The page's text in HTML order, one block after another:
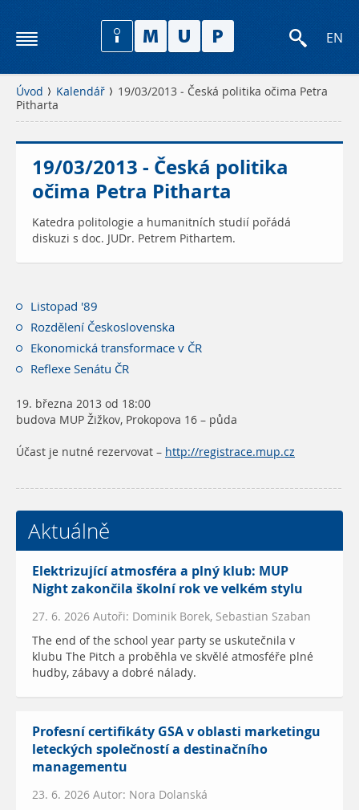
EN
Úvod Kalendář
19/03/2013 - Česká politika očima Petra
Pitharta
19/03/2013 - Česká politika
očima Petra Pitharta
Katedra politologie a humanitních studií pořádá
diskuzi s doc. JUDr. Petrem Pithartem.
Listopad '89
Rozdělení Československa
Ekonomická transformace v ČR
Reflexe Senátu ČR
19. března 2013 od 18:00
budova MUP Žižkov, Prokopova 16 – půda
Účast je nutné rezervovat – http://registrace.mup.cz
Aktuálně
Elektrizující atmosféra a plný klub: MUP
Night zakončila školní rok ve velkém stylu
27. 6. 2026 Autoři: Dominik Borek, Sebastian Szaban
The end of the school year party se uskutečnila v
klubu The Pitch a proběhla ve skvělé atmosféře plné
hudby, zábavy a dobré nálady.
Profesní certifikáty GSA v oblasti marketingu
leteckých společností a destinačního
managementu
23. 6. 2026 Autor: Nora Dolanská